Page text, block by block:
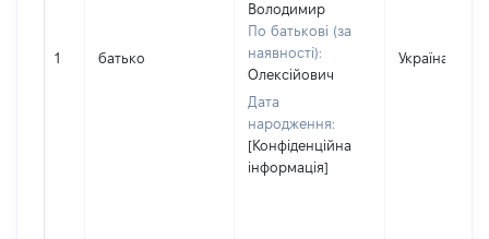
1 батько
Володимир
По батькові (за
наявності):
Олексійович
Дата
народження:
[Конфіденційна
інформація]
Україна